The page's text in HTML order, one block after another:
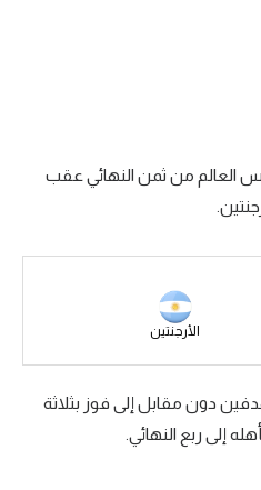
العالم من ثمن النهائي عقب
الأرجنتين
دون مقابل إلى فوز بثلاثة
إلى ربع النهائي.